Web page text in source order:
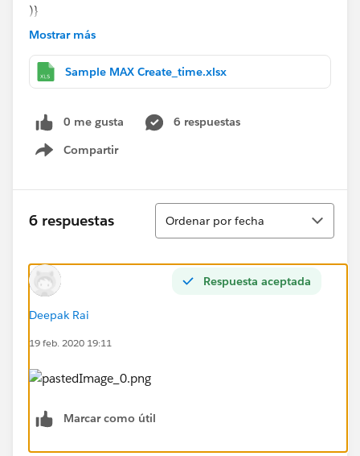
)}
Looking for some advise.
Thanking you
Mostrar más
Sample MAX Create_time.xlsx
0 me gusta
6 respuestas
Compartir
Show menu
6 respuestas
Ordenar
Ordenar por fecha
Respuesta aceptada
Deepak Rai
19 feb. 2020 19:11
Marcar como útil